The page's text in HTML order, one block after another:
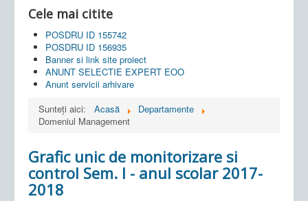
Cele mai citite
POSDRU ID 155742
POSDRU ID 156935
Banner si link site proiect
ANUNT SELECTIE EXPERT EOO
Anunt servicii arhivare
Sunteți aici:
Acasă
Departamente
Domeniul Management
Grafic unic de monitorizare si
control Sem. I - anul scolar 2017-
2018